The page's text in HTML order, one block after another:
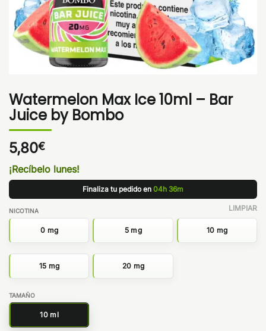
Watermelon Max Ice 10ml – Bar
Juice by Bombo
5,80€
¡Recíbelo lunes!
Finaliza tu pedido en 04h 36m
NICOTINA
0 mg 5 mg 10 mg
15 mg 20 mg
TAMAÑO
10 ml
LIMPIAR